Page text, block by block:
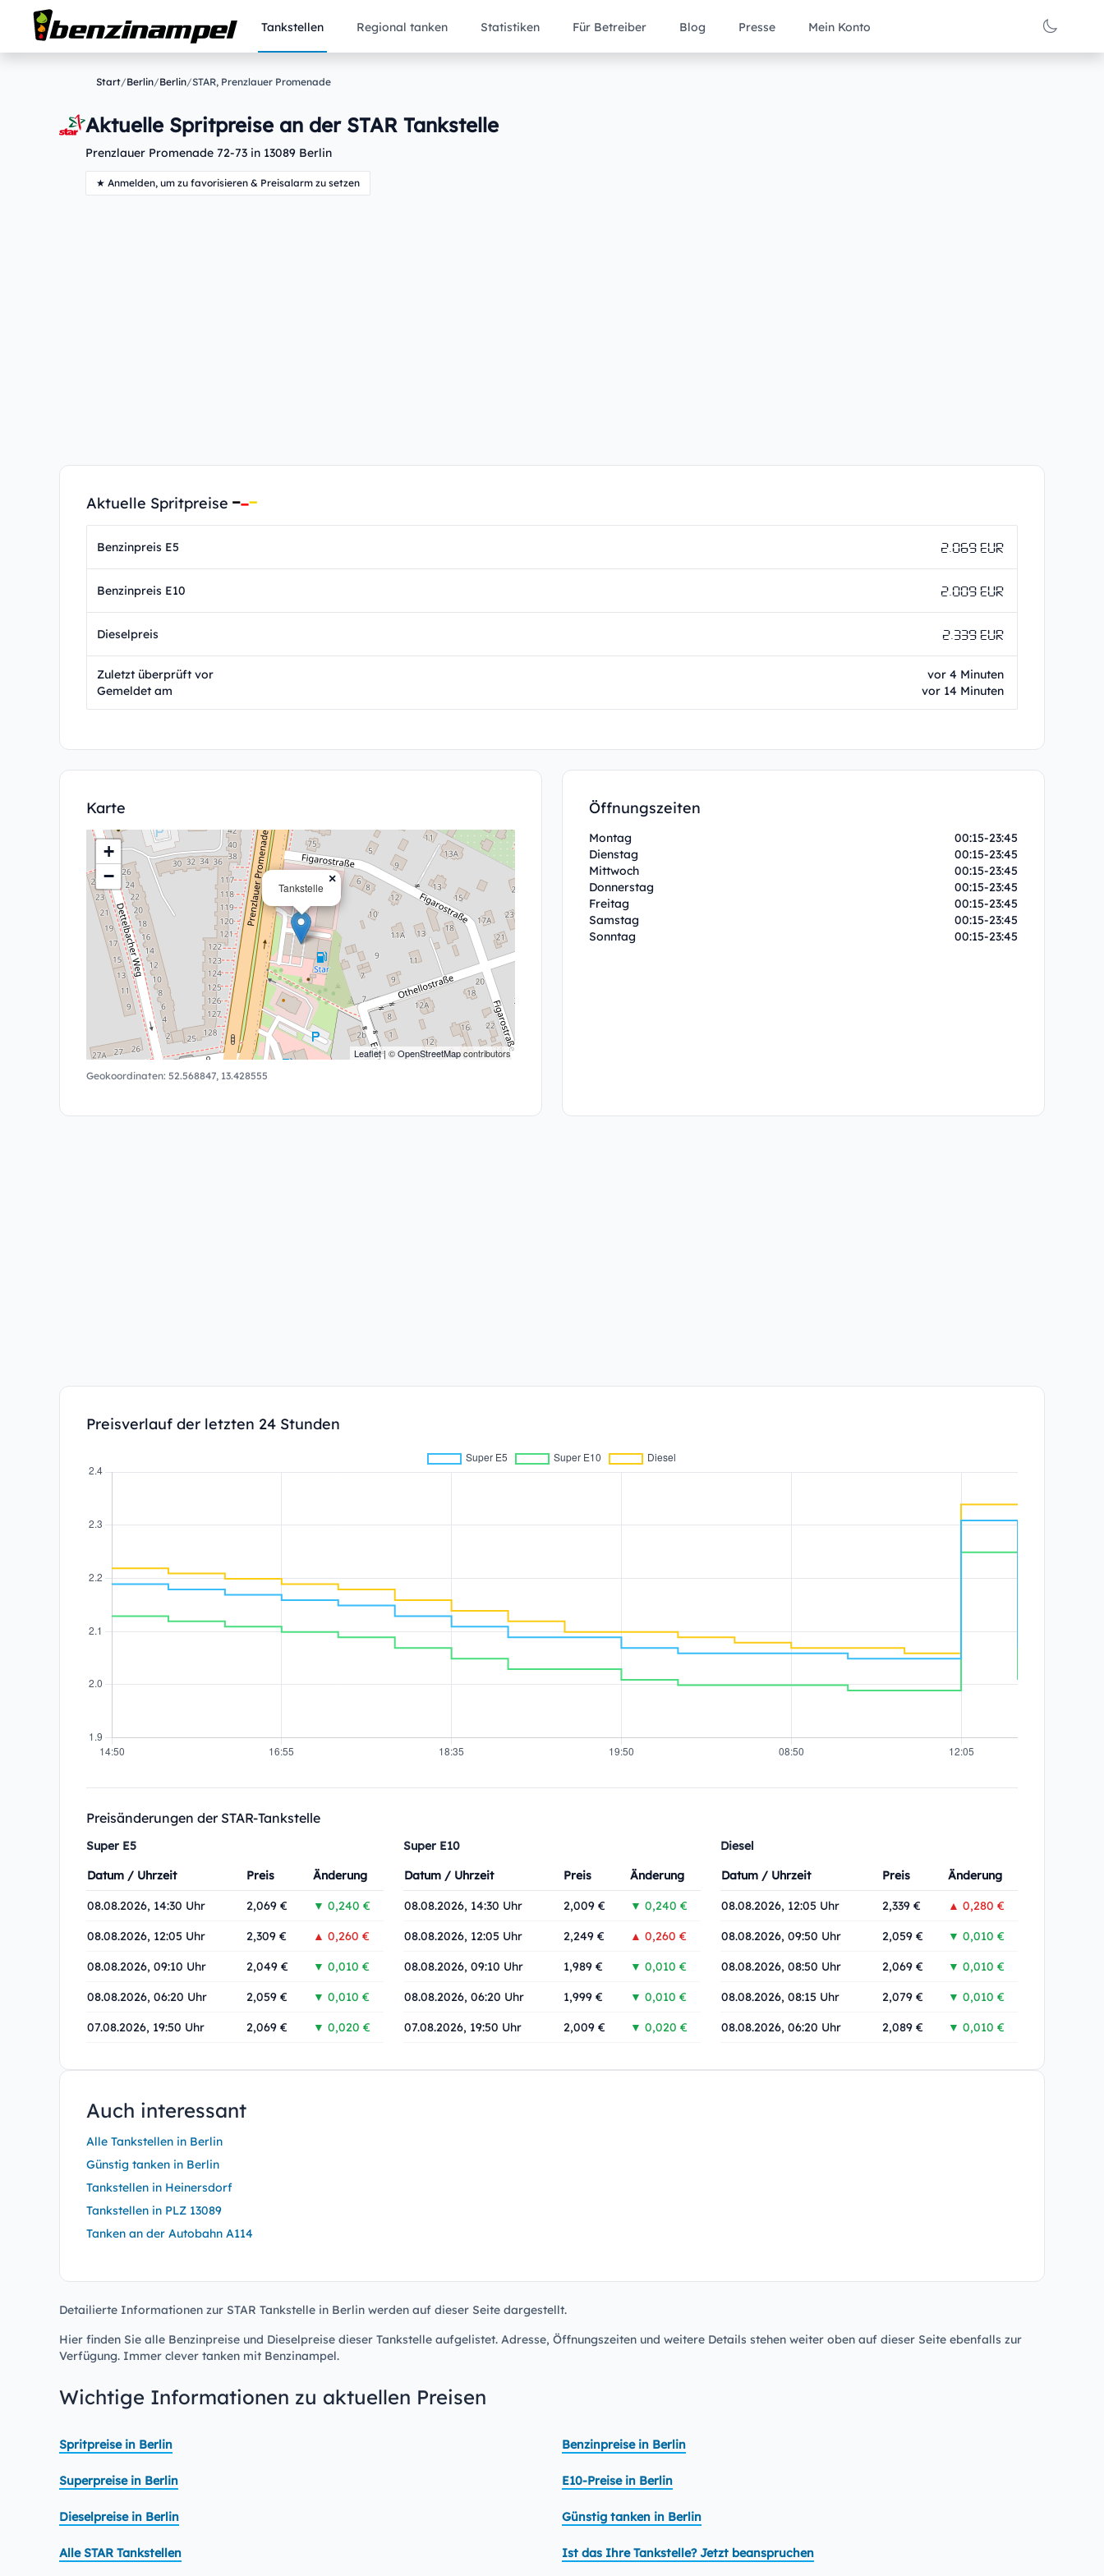
Tankstellen Regional tanken Statistiken Für Betreiber Blog Presse Mein Konto
Start/Berlin/Berlin/STAR, Prenzlauer Promenade
Aktuelle Spritpreise an der STAR Tankstelle
Prenzlauer Promenade 72-73 in 13089 Berlin
★ Anmelden, um zu favorisieren & Preisalarm zu setzen
Aktuelle Spritpreise
Benzinpreis E5 2.069 EUR
Benzinpreis E10 2.009 EUR
Dieselpreis 2.339 EUR
Zuletzt überprüft vor
Gemeldet am
vor 4 Minuten
vor 14 Minuten
Karte
Tankstelle
×
+
−
Leaflet| ©OpenStreetMapcontributors
Geokoordinaten: 52.568847, 13.428555
Öffnungszeiten
Montag
00:15-23:45
Dienstag
00:15-23:45
Mittwoch
00:15-23:45
Donnerstag
00:15-23:45
Freitag
00:15-23:45
Samstag
00:15-23:45
Sonntag
00:15-23:45
Preisverlauf der letzten 24 Stunden
Preisänderungen der STAR-Tankstelle
Super E5
Datum / Uhrzeit
Preis Änderung
08.08.2026, 14:30 Uhr 2,069 € ▼ 0,240 €
08.08.2026, 12:05 Uhr 2,309 € ▲ 0,260 €
08.08.2026, 09:10 Uhr 2,049 € ▼ 0,010 €
08.08.2026, 06:20 Uhr 2,059 € ▼ 0,010 €
07.08.2026, 19:50 Uhr 2,069 € ▼ 0,020 €
Super E10
Datum / Uhrzeit
Preis Änderung
08.08.2026, 14:30 Uhr 2,009 € ▼ 0,240 €
08.08.2026, 12:05 Uhr 2,249 € ▲ 0,260 €
08.08.2026, 09:10 Uhr 1,989 € ▼ 0,010 €
08.08.2026, 06:20 Uhr 1,999 € ▼ 0,010 €
07.08.2026, 19:50 Uhr 2,009 € ▼ 0,020 €
Diesel
Datum / Uhrzeit
Preis Änderung
08.08.2026, 12:05 Uhr 2,339 € ▲ 0,280 €
08.08.2026, 09:50 Uhr 2,059 € ▼ 0,010 €
08.08.2026, 08:50 Uhr 2,069 € ▼ 0,010 €
08.08.2026, 08:15 Uhr 2,079 € ▼ 0,010 €
08.08.2026, 06:20 Uhr 2,089 € ▼ 0,010 €
Auch interessant
Alle Tankstellen in Berlin
Günstig tanken in Berlin
Tankstellen in Heinersdorf
Tankstellen in PLZ 13089
Tanken an der Autobahn A114
Detailierte Informationen zur STAR Tankstelle in Berlin werden auf dieser Seite dargestellt.
Hier finden Sie alle Benzinpreise und Dieselpreise dieser Tankstelle aufgelistet. Adresse, Öffnungszeiten und weitere Details stehen weiter oben auf dieser Seite ebenfalls zur
Verfügung. Immer clever tanken mit Benzinampel.
Wichtige Informationen zu aktuellen Preisen
Spritpreise in Berlin Benzinpreise in Berlin
Superpreise in Berlin E10-Preise in Berlin
Dieselpreise in Berlin Günstig tanken in Berlin
Alle STAR Tankstellen Ist das Ihre Tankstelle? Jetzt beanspruchen